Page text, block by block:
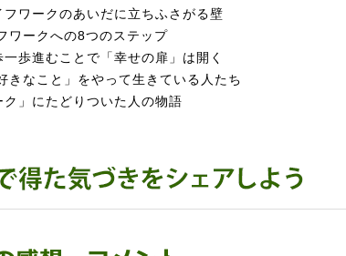
フワークのあいだに立ちふさがる壁
ワークへの8つのステップ
歩進むことで「幸せの扉」は開く
きなこと」をやって生きている人たち
ク」にたどりついた人の物語